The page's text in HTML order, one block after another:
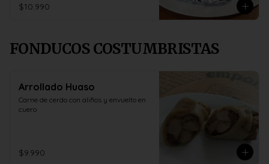
$10.990
FONDUCOS COSTUMBRISTAS
Arrollado Huaso
Carne de cerdo con aliños y envuelto en
cuero
$9.990